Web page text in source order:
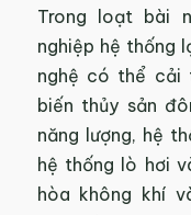
Trong loạt bài
nghiệp hệ thống
nghệ có thể cải
biến thủy sản
năng lượng, hệ
hệ thống lò hơi
hòa không khí